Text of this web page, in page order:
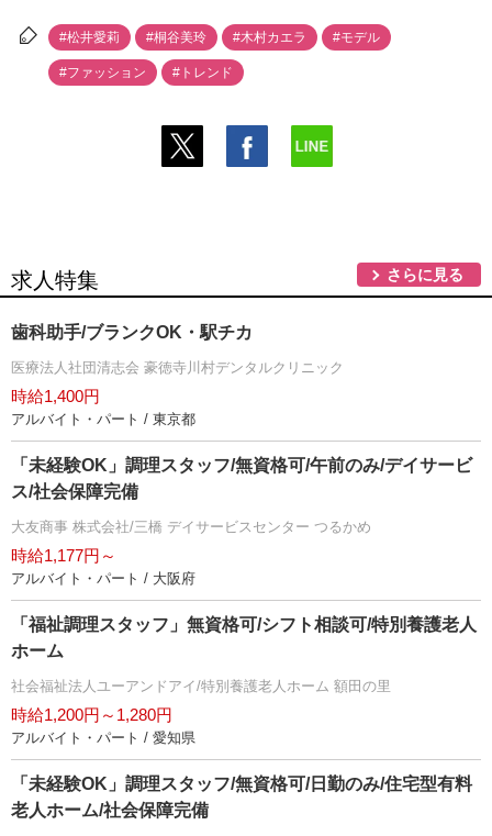
#松井愛莉 #桐谷美玲 #木村カエラ #モデル
#ファッション #トレンド
求人特集 さらに見る
歯科助手/ブランクOK・駅チカ
医療法人社団清志会 豪徳寺川村デンタルクリニック
時給1,400円
アルバイト・パート / 東京都
「未経験OK」調理スタッフ/無資格可/午前のみ/デイサービ
ス/社会保障完備
大友商事 株式会社/三橋 デイサービスセンター つるかめ
時給1,177円～
アルバイト・パート / 大阪府
「福祉調理スタッフ」無資格可/シフト相談可/特別養護老人
ホーム
社会福祉法人ユーアンドアイ/特別養護老人ホーム 額田の里
時給1,200円～1,280円
アルバイト・パート / 愛知県
「未経験OK」調理スタッフ/無資格可/日勤のみ/住宅型有料
老人ホーム/社会保障完備